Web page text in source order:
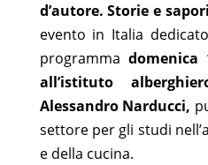
d’autore. Storie e
evento in Italia
programma domenica
all’istituto
Alessandro Narducci,
settore per gli studi
e della cucina.